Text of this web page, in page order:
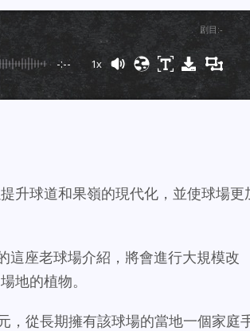
剧目 :-
-:-- 1x
Powered By
升球道和果嶺的現代化，並使球場更
座老球場介紹，將會進行大規模改
地的植物。
，從長期擁有該球場的當地一個家庭